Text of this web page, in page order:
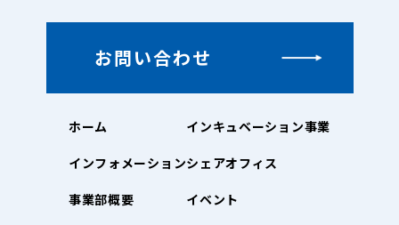
お問い合わせ
ホーム
インフォメーション
事業部概要
インキュベーション事業
シェアオフィス
イベント